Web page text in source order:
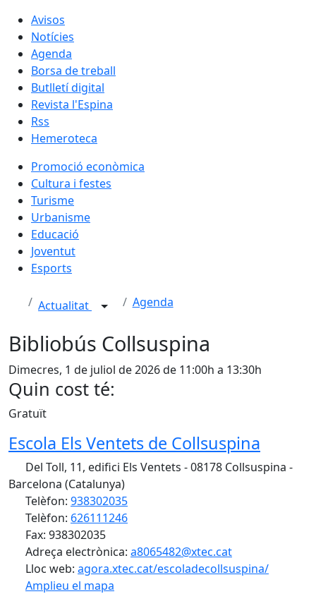
Avisos
Notícies
Agenda
Borsa de treball
Butlletí digital
Revista l'Espina
Rss
Hemeroteca
Promoció econòmica
Cultura i festes
Turisme
Urbanisme
Educació
Joventut
Esports
Actualitat Agenda
Bibliobús Collsuspina
Dimecres, 1 de juliol de 2026 de 11:00h a 13:30h
Quin cost té:
Gratuït
Escola Els Ventets de Collsuspina
Del Toll, 11, edifici Els Ventets - 08178 Collsuspina -
Barcelona (Catalunya)
Telèfon: 938302035
Telèfon: 626111246
Fax: 938302035
Adreça electrònica: a8065482@xtec.cat
Lloc web: agora.xtec.cat/escoladecollsuspina/
Amplieu el mapa